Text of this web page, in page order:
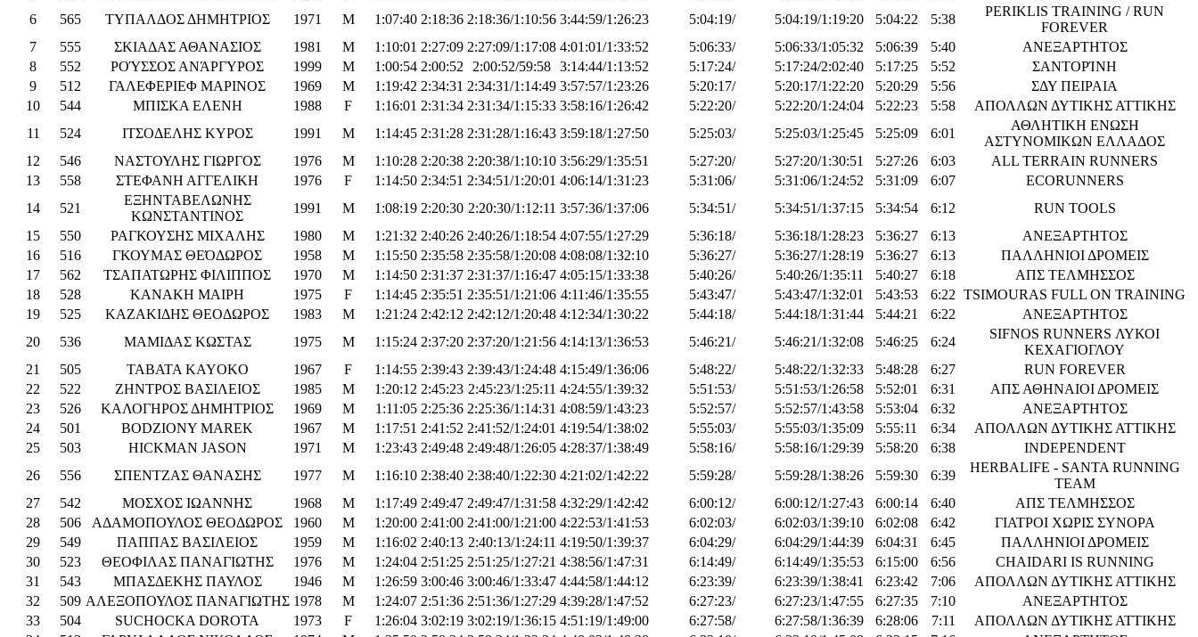
6
565 ΤΥΠΑΛΔΟΣ ΔΗΜΗΤΡΙΟΣ 1971 M 1:07:40 2:18:36 2:18:36/1:10:56 3:44:59/1:26:23 5:04:19/ 5:04:19/1:19:20 5:04:22 5:38
PERIKLIS TRAINING / RUN
FOREVER
7
555 ΣΚΙΑΔΑΣ ΑΘΑΝΑΣΙΟΣ 1981 M 1:10:01 2:27:09 2:27:09/1:17:08 4:01:01/1:33:52 5:06:33/ 5:06:33/1:05:32 5:06:39 5:40
ΑΝΕΞΑΡΤΗΤΟΣ
8
552 ΡΟΎΣΣΟΣ ΑΝΆΡΓΥΡΟΣ 1999 M 1:00:54 2:00:52 2:00:52/59:58 3:14:44/1:13:52 5:17:24/ 5:17:24/2:02:40 5:17:25 5:52
ΣΑΝΤΟΡΊΝΗ
9
512 ΓΑΛΕΦΕΡΙΕΦ ΜΑΡΙΝΟΣ 1969 M 1:19:42 2:34:31 2:34:31/1:14:49 3:57:57/1:23:26 5:20:17/ 5:20:17/1:22:20 5:20:29 5:56
ΣΔΥ ΠΕΙΡΑΙΑ
10
544 ΜΠΙΣΚΑ ΕΛΕΝΗ 1988 F 1:16:01 2:31:34 2:31:34/1:15:33 3:58:16/1:26:42 5:22:20/ 5:22:20/1:24:04 5:22:23 5:58
ΑΠΟΛΛΩΝ ΔΥΤΙΚΗΣ ΑΤΤΙΚΗΣ
11
524 ΙΤΣΟΔΕΛΗΣ ΚΥΡΟΣ 1991 M 1:14:45 2:31:28 2:31:28/1:16:43 3:59:18/1:27:50 5:25:03/ 5:25:03/1:25:45 5:25:09 6:01
ΑΘΛΗΤΙΚΗ ΕΝΩΣΗ
ΑΣΤΥΝΟΜΙΚΩΝ ΕΛΛΑΔΟΣ
12
546 ΝΑΣΤΟΥΛΗΣ ΓΙΩΡΓΟΣ 1976 M 1:10:28 2:20:38 2:20:38/1:10:10 3:56:29/1:35:51 5:27:20/ 5:27:20/1:30:51 5:27:26 6:03
ALL TERRAIN RUNNERS
13
558 ΣΤΕΦΑΝΗ ΑΓΓΕΛΙΚΗ 1976 F 1:14:50 2:34:51 2:34:51/1:20:01 4:06:14/1:31:23 5:31:06/ 5:31:06/1:24:52 5:31:09 6:07
ECORUNNERS
14
521
ΕΞΗΝΤΑΒΕΛΩΝΗΣ
ΚΩΝΣΤΑΝΤΙΝΟΣ
1991 M 1:08:19 2:20:30 2:20:30/1:12:11 3:57:36/1:37:06 5:34:51/ 5:34:51/1:37:15 5:34:54 6:12
RUN TOOLS
15
550 ΡΑΓΚΟΥΣΗΣ ΜΙΧΑΛΗΣ 1980 M 1:21:32 2:40:26 2:40:26/1:18:54 4:07:55/1:27:29 5:36:18/ 5:36:18/1:28:23 5:36:27 6:13
ΑΝΕΞΑΡΤΗΤΟΣ
16
516 ΓΚΟΥΜΑΣ ΘΕΌΔΩΡΟΣ 1958 M 1:15:50 2:35:58 2:35:58/1:20:08 4:08:08/1:32:10 5:36:27/ 5:36:27/1:28:19 5:36:27 6:13
ΠΑΛΛΗΝΙΟΙ ΔΡΟΜΕΙΣ
17
562 ΤΣΑΠΑΤΩΡΗΣ ΦΙΛΙΠΠΟΣ 1970 M 1:14:50 2:31:37 2:31:37/1:16:47 4:05:15/1:33:38 5:40:26/ 5:40:26/1:35:11 5:40:27 6:18
ΑΠΣ ΤΕΛΜΗΣΣΟΣ
18
528 ΚΑΝΑΚΗ ΜΑΙΡΗ 1975 F 1:14:45 2:35:51 2:35:51/1:21:06 4:11:46/1:35:55 5:43:47/ 5:43:47/1:32:01 5:43:53 6:22 TSIMOURAS FULL ON TRAINING
19
525 ΚΑΖΑΚΙΔΗΣ ΘΕΟΔΩΡΟΣ 1983 M 1:21:24 2:42:12 2:42:12/1:20:48 4:12:34/1:30:22 5:44:18/ 5:44:18/1:31:44 5:44:21 6:22
ΑΝΕΞΑΡΤΗΤΟΣ
20
536 ΜΑΜΙΔΑΣ ΚΩΣΤΑΣ 1975 M 1:15:24 2:37:20 2:37:20/1:21:56 4:14:13/1:36:53 5:46:21/ 5:46:21/1:32:08 5:46:25 6:24
SIFNOS RUNNERS ΛΥΚΟΙ
ΚΕΧΑΓΙΟΓΛΟΥ
21
505 TABATA KAYOKO 1967 F 1:14:55 2:39:43 2:39:43/1:24:48 4:15:49/1:36:06 5:48:22/ 5:48:22/1:32:33 5:48:28 6:27
RUN FOREVER
22
522 ΖΗΝΤΡΟΣ ΒΑΣΙΛΕΙΟΣ 1985 M 1:20:12 2:45:23 2:45:23/1:25:11 4:24:55/1:39:32 5:51:53/ 5:51:53/1:26:58 5:52:01 6:31
ΑΠΣ ΑΘΗΝΑΙΟΙ ΔΡΟΜΕΙΣ
23
526 ΚΑΛΟΓΗΡΟΣ ΔΗΜΗΤΡΙΟΣ 1969 M 1:11:05 2:25:36 2:25:36/1:14:31 4:08:59/1:43:23 5:52:57/ 5:52:57/1:43:58 5:53:04 6:32
ΑΝΕΞΑΡΤΗΤΟΣ
24
501 BODZIONY MAREK 1967 M 1:17:51 2:41:52 2:41:52/1:24:01 4:19:54/1:38:02 5:55:03/ 5:55:03/1:35:09 5:55:11 6:34
ΑΠΟΛΛΩΝ ΔΥΤΙΚΗΣ ΑΤΤΙΚΗΣ
25
503 HICKMAN JASON 1971 M 1:23:43 2:49:48 2:49:48/1:26:05 4:28:37/1:38:49 5:58:16/ 5:58:16/1:29:39 5:58:20 6:38
INDEPENDENT
26
556 ΣΠΕΝΤΖΑΣ ΘΑΝΑΣΗΣ 1977 M 1:16:10 2:38:40 2:38:40/1:22:30 4:21:02/1:42:22 5:59:28/ 5:59:28/1:38:26 5:59:30 6:39
HERBALIFE - SANTA RUNNING
TEAM
27
542 ΜΟΣΧΟΣ ΙΩΑΝΝΗΣ 1968 M 1:17:49 2:49:47 2:49:47/1:31:58 4:32:29/1:42:42 6:00:12/ 6:00:12/1:27:43 6:00:14 6:40
ΑΠΣ ΤΕΛΜΗΣΣΟΣ
28
506 ΑΔΑΜΟΠΟΥΛΟΣ ΘΕΟΔΩΡΟΣ 1960 M 1:20:00 2:41:00 2:41:00/1:21:00 4:22:53/1:41:53 6:02:03/ 6:02:03/1:39:10 6:02:08 6:42
ΓΙΑΤΡΟΙ ΧΩΡΙΣ ΣΥΝΟΡΑ
29
549 ΠΑΠΠΑΣ ΒΑΣΙΛΕΙΟΣ 1959 M 1:16:02 2:40:13 2:40:13/1:24:11 4:19:50/1:39:37 6:04:29/ 6:04:29/1:44:39 6:04:31 6:45
ΠΑΛΛΗΝΙΟΙ ΔΡΟΜΕΙΣ
30
523 ΘΕΟΦΙΛΑΣ ΠΑΝΑΓΙΩΤΗΣ 1976 M 1:24:04 2:51:25 2:51:25/1:27:21 4:38:56/1:47:31 6:14:49/ 6:14:49/1:35:53 6:15:00 6:56
CHAIDARI IS RUNNING
31
543 ΜΠΑΣΔΕΚΗΣ ΠΑΥΛΟΣ 1946 M 1:26:59 3:00:46 3:00:46/1:33:47 4:44:58/1:44:12 6:23:39/ 6:23:39/1:38:41 6:23:42 7:06
ΑΠΟΛΛΩΝ ΔΥΤΙΚΗΣ ΑΤΤΙΚΗΣ
32
509 ΑΛΕΞΟΠΟΥΛΟΣ ΠΑΝΑΓΙΩΤΗΣ 1978 M 1:24:07 2:51:36 2:51:36/1:27:29 4:39:28/1:47:52 6:27:23/ 6:27:23/1:47:55 6:27:35 7:10
ΑΝΕΞΑΡΤΗΤΟΣ
33
504 SUCHOCKA DOROTA 1973 F 1:26:04 3:02:19 3:02:19/1:36:15 4:51:19/1:49:00 6:27:58/ 6:27:58/1:36:39 6:28:06 7:11
ΑΠΟΛΛΩΝ ΔΥΤΙΚΗΣ ΑΤΤΙΚΗΣ